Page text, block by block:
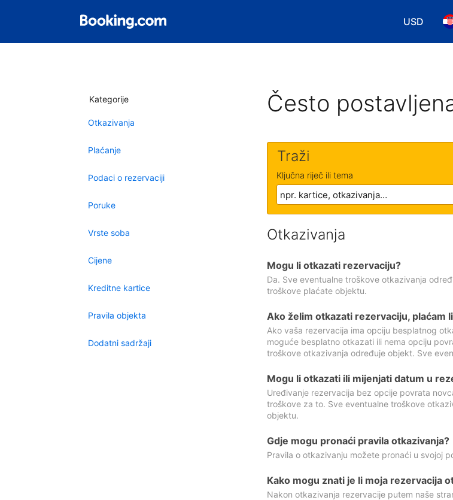
USD
Kategorije
Otkazivanja
Plaćanje
Podaci o rezervaciji
Poruke
Vrste soba
Cijene
Kreditne kartice
Pravila objekta
Dodatni sadržaji
Često
Traži
Ključna riječ ili tema
Otkazivanja
Mogu li otkazati rezervaciju?
Da. Sve eventualne troškove otkazivanja
troškove plaćate objektu.
Ako želim otkazati rezervaciju, plaćam
Ako vaša rezervacija ima opciju besplatnog
moguće besplatno otkazati ili nema opciju
troškove otkazivanja određuje objekt. Sve
Mogu li otkazati ili mijenjati datum u
Uređivanje rezervacija bez opcije povrata
troškove za to. Sve eventualne troškove
objektu.
Gdje mogu pronaći pravila otkazivanja?
Pravila o otkazivanju možete pronaći u svojoj
Kako mogu znati je li moja rezervacija
Nakon otkazivanja rezervacije putem naše